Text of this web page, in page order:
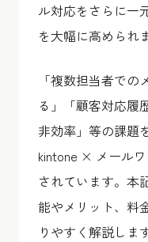
ル対応をさらに一
を大幅に高められ
「複数担当者で
る」「顧客対応履
非効率」等の課題
kintone × メール
されています。本
能やメリット、料
りやすく解説しま